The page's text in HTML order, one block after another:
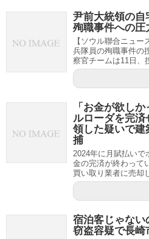
尹前大統領の自
殉職事件への圧
【ソウル聯合ニュ
兵隊員の殉職事件の
察官チームは11日、
「お金が欲し
ルローダを完済
領した疑いで建
捕
2024年に月賦払いで
金の完済が終わって
買い取り業者に売却
宿泊客じゃない
窃盗容疑で長崎